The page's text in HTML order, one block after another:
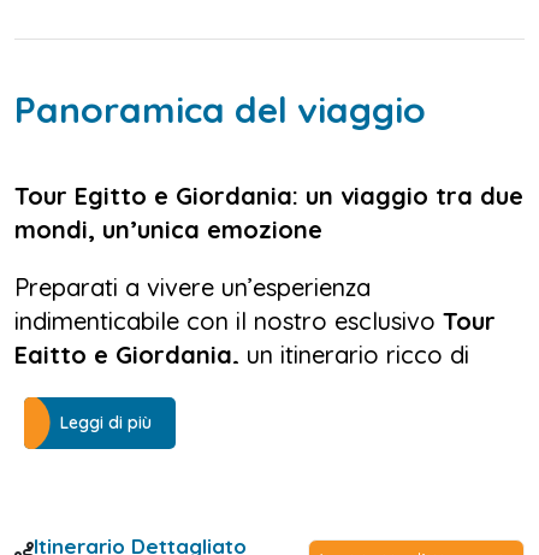
Panoramica del viaggio
Tour Egitto e Giordania: un viaggio tra due
mondi, un’unica emozione
Preparati a vivere un’esperienza
indimenticabile con il nostro esclusivo Tour
Egitto e Giordania, un itinerario ricco di
mozzafiato. Questo viaggio ti porterà nel
cuore delle due civiltà più affascinanti del
Leggi di più
Itinerario Dettagliato